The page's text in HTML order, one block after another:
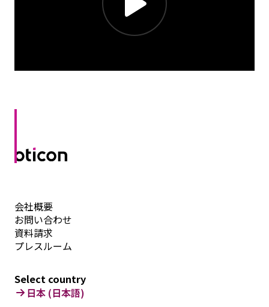
会社概要
お問い合わせ
資料請求
プレスルーム
Select country
日本 (日本語)